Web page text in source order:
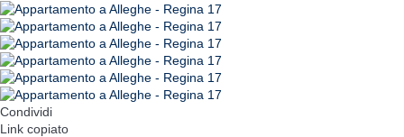
Condividi
Link copiato